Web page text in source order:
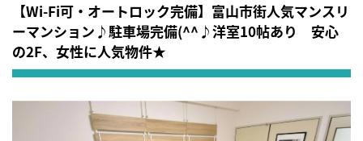
【Wi-Fi可・オートロック完備】富山市街人気マンスリ
ーマンション♪駐車場完備(^^♪洋室10帖あり 安心
の2F、女性に人気物件★